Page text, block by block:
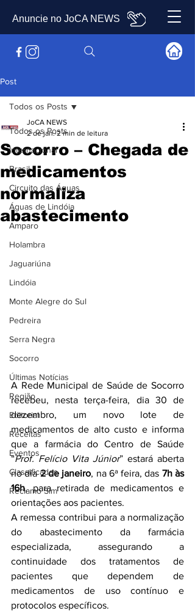
Anuncie no JoCA NEWS
Post
Todos os Posts
Internacional
Brasil
Circuito das Águas
Águas de Lindóia
Amparo
Holambra
Jaguariúna
Lindóia
Monte Alegre do Sul
Pedreira
Serra Negra
Socorro
Últimas Notícias
Região
Editorial
Receitas
Eventos
Classificados
Reclamo Sim
Todos os Posts
Socorro – Chegada de
medicamentos
normaliza
abastecimento
JoCA NEWS
2 de jan. 2 min de leitura
A Rede Municipal de Saúde de Socorro
recebeu, nesta terça-feira, dia 30 de
dezembro, um novo lote de
medicamentos de alto custo e informa
que a farmácia do Centro de Saúde
“Prof. Felício Vita Júnior” estará aberta
no dia 2 de janeiro, na 6ª feira, das 7h às
16h, para retirada de medicamentos e
orientações aos pacientes.
A remessa contribui para a normalização
do abastecimento da farmácia
especializada, assegurando a
continuidade dos tratamentos de
pacientes que dependem de
medicamentos de uso contínuo e
protocolos específicos.